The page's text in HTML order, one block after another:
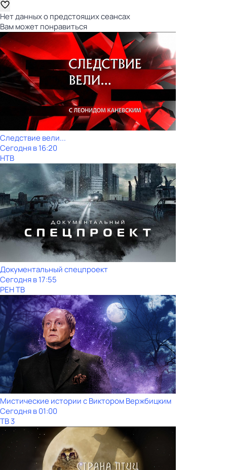
Нет данных о предстоящих сеансах
Вам может понравиться
Следствие вели...
Сегодня в 16:20
НТВ
Документальный спецпроект
Сегодня в 17:55
РЕН ТВ
Мистические истории с Виктoром Bержбицким
Сегодня в 01:00
ТВ 3